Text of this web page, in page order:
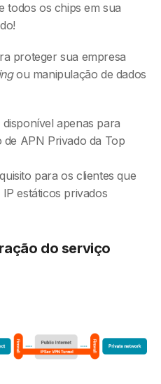
todos os chips em sua
proteger sua empresa
ou manipulação de dados
apenas para
APN Privado da Top
para os clientes que
estáticos privados
do serviço